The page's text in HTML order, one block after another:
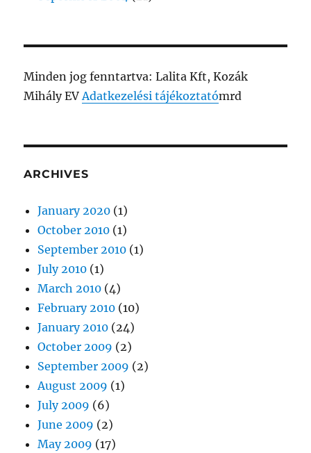
Minden jog fenntartva: Lalita Kft, Kozák
Mihály EVAdatkezelési tájékoztatómrd
ARCHIVES
January 2020 (1)
October 2010 (1)
September 2010 (1)
July 2010 (1)
March 2010 (4)
February 2010 (10)
January 2010 (24)
October 2009 (2)
September 2009 (2)
August 2009 (1)
July 2009 (6)
June 2009 (2)
May 2009 (17)